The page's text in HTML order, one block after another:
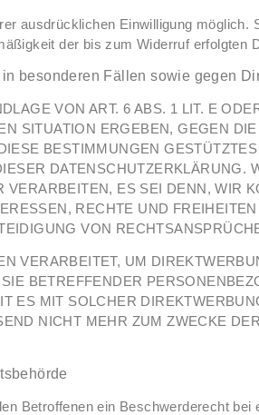
ausdrücklichen Einwilligung
der bis zum Widerruf erfolgten
besonderen Fällen sowie gegen
VON ART. 6 ABS. 1 LIT. E
SITUATION ERGEBEN, GEGEN
BESTIMMUNGEN
ES SEI DENN, WIR
RECHTE UND
VON
VERARBEITET, UM
BETREFFENDER
ES MIT SOLCHER
NICHT MEHR ZUM ZWECKE
Betroffenen ein Beschwerderecht